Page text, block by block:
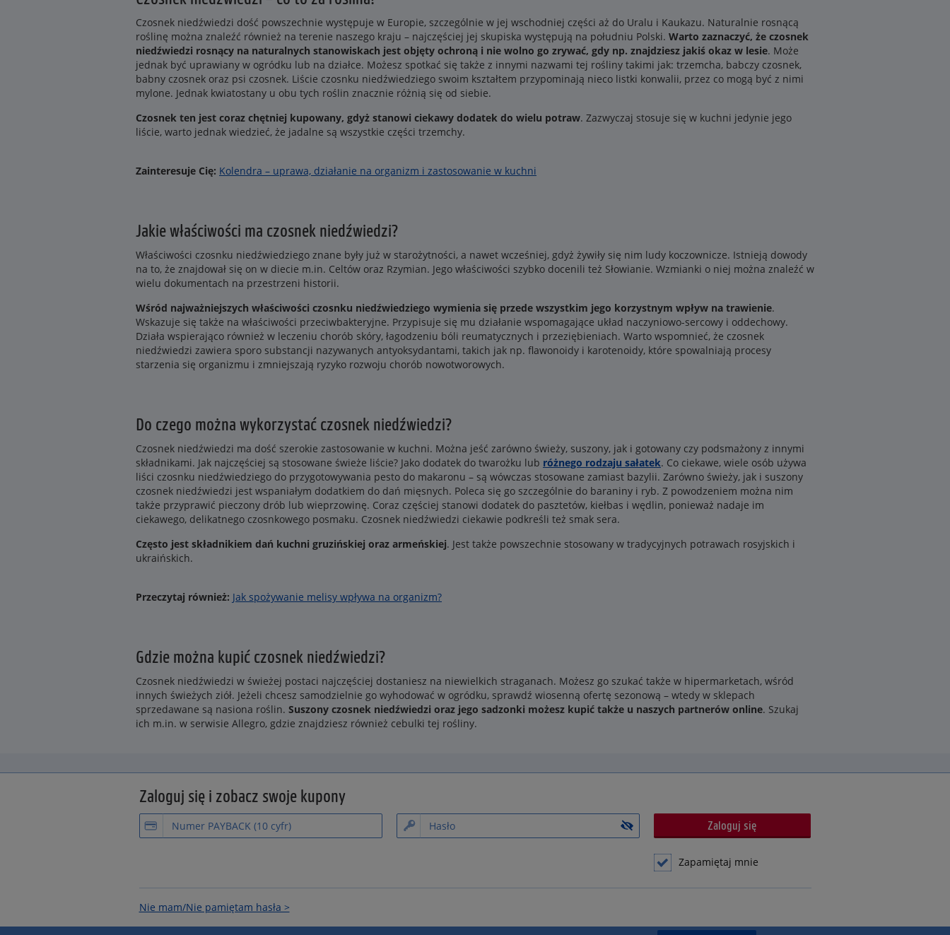
Czosnek niedźwiedzi dość powszechnie występuje w Europie, szczególnie w jej wschodniej części aż do Uralu i Kaukazu. Naturalnie rosnącą
roślinę można znaleźć również na terenie naszego kraju – najczęściej jej skupiska występują na południu Polski. Warto zaznaczyć, że czosnek
niedźwiedzi rosnący na naturalnych stanowiskach jest objęty ochroną i nie wolno go zrywać, gdy np. znajdziesz jakiś okaz w lesie. Może
jednak być uprawiany w ogródku lub na działce. Możesz spotkać się także z innymi nazwami tej rośliny takimi jak: trzemcha, babczy czosnek,
babny czosnek oraz psi czosnek. Liście czosnku niedźwiedziego swoim kształtem przypominają nieco listki konwalii, przez co mogą być z nimi
mylone. Jednak kwiatostany u obu tych roślin znacznie różnią się od siebie.
Czosnek ten jest coraz chętniej kupowany, gdyż stanowi ciekawy dodatek do wielu potraw. Zazwyczaj stosuje się w kuchni jedynie jego
liście, warto jednak wiedzieć, że jadalne są wszystkie części trzemchy.
Zainteresuje Cię: Kolendra – uprawa, działanie na organizm i zastosowanie w kuchni
Jakie właściwości ma czosnek niedźwiedzi?
Właściwości czosnku niedźwiedziego znane były już w starożytności, a nawet wcześniej, gdyż żywiły się nim ludy koczownicze. Istnieją dowody
na to, że znajdował się on w diecie m.in. Celtów oraz Rzymian. Jego właściwości szybko docenili też Słowianie. Wzmianki o niej można znaleźć w
wielu dokumentach na przestrzeni historii.
Wśród najważniejszych właściwości czosnku niedźwiedziego wymienia się przede wszystkim jego korzystnym wpływ na trawienie.
Wskazuje się także na właściwości przeciwbakteryjne. Przypisuje się mu działanie wspomagające układ naczyniowo-sercowy i oddechowy.
Działa wspierająco również w leczeniu chorób skóry, łagodzeniu bóli reumatycznych i przeziębieniach. Warto wspomnieć, że czosnek
niedźwiedzi zawiera sporo substancji nazywanych antyoksydantami, takich jak np. flawonoidy i karotenoidy, które spowalniają procesy
starzenia się organizmu i zmniejszają ryzyko rozwoju chorób nowotworowych.
Do czego można wykorzystać czosnek niedźwiedzi?
Czosnek niedźwiedzi ma dość szerokie zastosowanie w kuchni. Można jeść zarówno świeży, suszony, jak i gotowany czy podsmażony z innymi
składnikami. Jak najczęściej są stosowane świeże liście? Jako dodatek do twarożku lub różnego rodzaju sałatek. Co ciekawe, wiele osób używa
liści czosnku niedźwiedziego do przygotowywania pesto do makaronu – są wówczas stosowane zamiast bazylii. Zarówno świeży, jak i suszony
czosnek niedźwiedzi jest wspaniałym dodatkiem do dań mięsnych. Poleca się go szczególnie do baraniny i ryb. Z powodzeniem można nim
także przyprawić pieczony drób lub wieprzowinę. Coraz częściej stanowi dodatek do pasztetów, kiełbas i wędlin, ponieważ nadaje im
ciekawego, delikatnego czosnkowego posmaku. Czosnek niedźwiedzi ciekawie podkreśli też smak sera.
Często jest składnikiem dań kuchni gruzińskiej oraz armeńskiej. Jest także powszechnie stosowany w tradycyjnych potrawach rosyjskich i
ukraińskich.
Przeczytaj również: Jak spożywanie melisy wpływa na organizm?
Gdzie można kupić czosnek niedźwiedzi?
Czosnek niedźwiedzi w świeżej postaci najczęściej dostaniesz na niewielkich straganach. Możesz go szukać także w hipermarketach, wśród
innych świeżych ziół. Jeżeli chcesz samodzielnie go wyhodować w ogródku, sprawdź wiosenną ofertę sezonową – wtedy w sklepach
sprzedawane są nasiona roślin. Suszony czosnek niedźwiedzi oraz jego sadzonki możesz kupić także u naszych partnerów online. Szukaj
ich m.in. w serwisie Allegro, gdzie znajdziesz również cebulki tej rośliny.
Zaloguj się i zobacz swoje kupony
Zapamiętaj mnie
Nie mam/Nie pamiętam hasła >